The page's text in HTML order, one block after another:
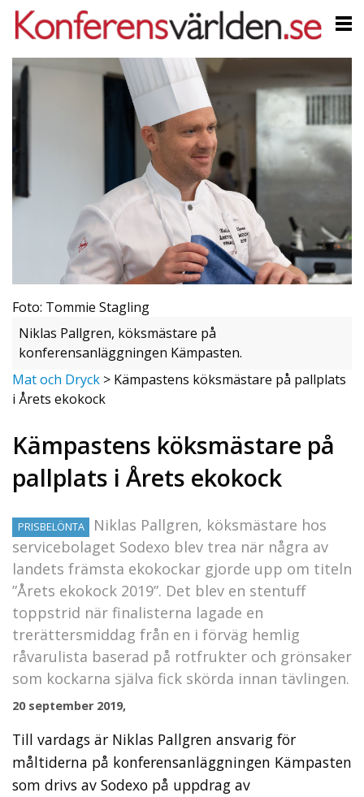
Foto: Tommie Stagling
Niklas Pallgren, köksmästare på
konferensanläggningen Kämpasten.
Mat och Dryck > Kämpastens köksmästare på pallplats
i Årets ekokock
Kämpastens köksmästare på
pallplats i Årets ekokock
PRISBELÖNTA
Niklas Pallgren, köksmästare hos
servicebolaget Sodexo blev trea när några av
landets främsta ekokockar gjorde upp om titeln
”Årets ekokock 2019”. Det blev en stentuff
toppstrid när finalisterna lagade en
trerättersmiddag från en i förväg hemlig
råvarulista baserad på rotfrukter och grönsaker
som kockarna själva fick skörda innan tävlingen.
20 september 2019,
Till vardags är Niklas Pallgren ansvarig för
måltiderna på konferensanläggningen Kämpasten
som drivs av Sodexo på uppdrag av